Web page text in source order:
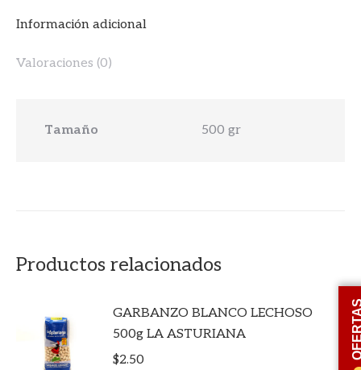
Información adicional
Valoraciones (0)
Tamaño 500 gr
Productos relacionados
GARBANZO BLANCO LECHOSO
500g LA ASTURIANA
$2.50